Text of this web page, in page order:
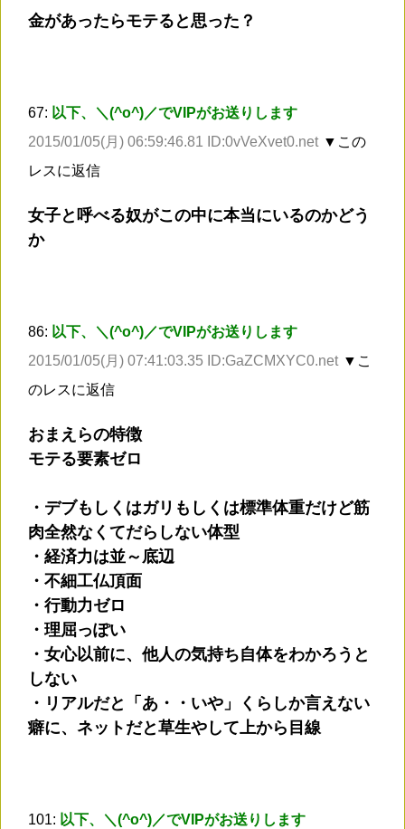
金があったらモテると思った？
67: 以下、＼(^o^)／でVIPがお送りします
2015/01/05(月) 06:59:46.81 ID:0vVeXvet0.net ▼この
レスに返信
女子と呼べる奴がこの中に本当にいるのかどう
か
86: 以下、＼(^o^)／でVIPがお送りします
2015/01/05(月) 07:41:03.35 ID:GaZCMXYC0.net ▼こ
のレスに返信
おまえらの特徴
モテる要素ゼロ
・デブもしくはガリもしくは標準体重だけど筋
肉全然なくてだらしない体型
・経済力は並～底辺
・不細工仏頂面
・行動力ゼロ
・理屈っぽい
・女心以前に、他人の気持ち自体をわかろうと
しない
・リアルだと「あ・・いや」くらしか言えない
癖に、ネットだと草生やして上から目線
101: 以下、＼(^o^)／でVIPがお送りします